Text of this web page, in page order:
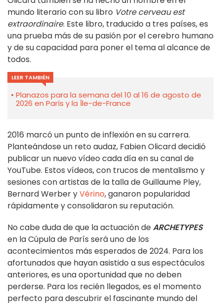
mundo literario con su libro Votre cerveau est
extraordinaire. Este libro, traducido a tres países, es
una prueba más de su pasión por el cerebro humano
y de su capacidad para poner el tema al alcance de
todos.
LEER TAMBIÉN
Planazos para la semana del 10 al 16 de agosto de
2026 en París y la Île-de-France
2016 marcó un punto de inflexión en su carrera.
Planteándose un reto audaz, Fabien Olicard decidió
publicar un nuevo vídeo cada día en su canal de
YouTube. Estos vídeos, con trucos de mentalismo y
sesiones con artistas de la talla de Guillaume Pley,
Bernard Werber yVérino, ganaron popularidad
rápidamente y consolidaron su reputación.
No cabe duda de que la actuación deARCHETYPES
en la Cúpula de París será uno de los
acontecimientos más esperados de 2024. Para los
afortunados que hayan asistido a sus espectáculos
anteriores, es una oportunidad que no deben
perderse. Para los recién llegados, es el momento
perfecto para descubrir el fascinante mundo del